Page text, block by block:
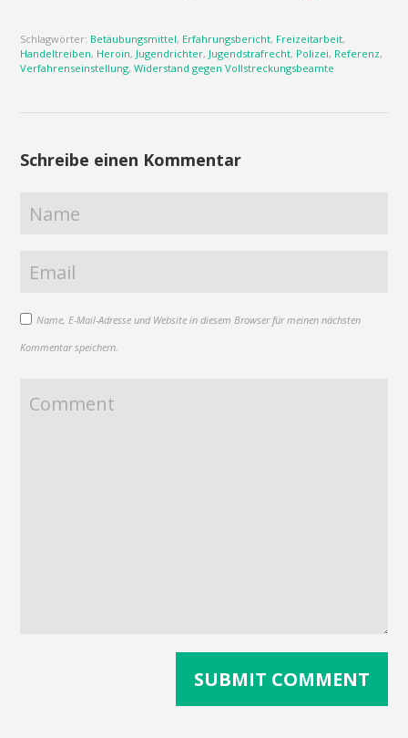
Schlagwörter: Betäubungsmittel, Erfahrungsbericht, Freizeitarbeit,
Handeltreiben, Heroin, Jugendrichter, Jugendstrafrecht, Polizei, Referenz,
Verfahrenseinstellung,Widerstand gegen Vollstreckungsbeamte
Schreibe einen Kommentar
Name, E-Mail-Adresse und Website in diesem Browser für meinen nächsten
Kommentar speichern.